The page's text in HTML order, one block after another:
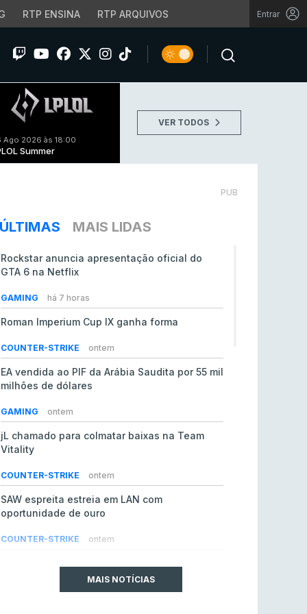
RTP ENSINA RTP ARQUIVOS Entrar
Ago 2026 às 18:00
Summer
VER TODOS
PUB
ÚLTIMAS MAIS LIDAS
Rockstar anuncia apresentação oficial do
GTA 6 na Netflix
GAMING há 7 horas
Roman Imperium Cup IX ganha forma
COUNTER-STRIKE ontem
EA vendida ao PIF da Arábia Saudita por 55 mil
milhões de dólares
GAMING ontem
jL chamado para colmatar baixas na Team
Vitality
COUNTER-STRIKE ontem
SAW espreita estreia em LAN com
oportunidade de ouro
COUNTER-STRIKE ontem
do Counter-Strike 2MAIS NOTÍCIAS